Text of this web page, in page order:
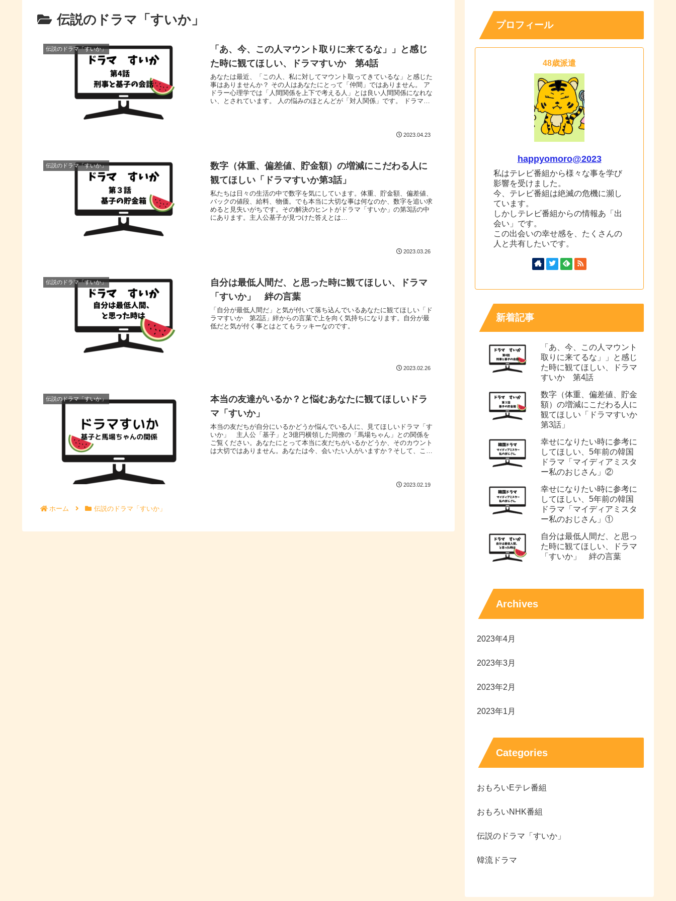
伝説のドラマ「すいか」
伝説のドラマ「すいか」
「あ、今、この人マウント取りに来てるな」」と感じ
た時に観てほしい、ドラマすいか 第4話
あなたは最近、「この人、私に対してマウント取ってきているな」と感じた
事はありませんか？ その人はあなたにとって「仲間」ではありません。 ア
ドラー心理学では「人間関係を上下で考える人」とは良い人間関係になれな
い、とされています。 人の悩みのほとんどが「対人関係」です。 ドラマす
2023.04.23
伝説のドラマ「すいか」
数字（体重、偏差値、貯金額）の増減にこだわる人に
観てほしい「ドラマすいか第3話」
私たちは日々の生活の中で数字を気にしています。体重、貯金額、偏差値、
バックの値段、給料、物価。でも本当に大切な事は何なのか、数字を追い求
めると見失いがちです。その解決のヒントがドラマ「すいか」の第3話の中
にあります。主人公基子が見つけた答えとは…
2023.03.26
伝説のドラマ「すいか」
自分は最低人間だ、と思った時に観てほしい、ドラマ
「すいか」 絆の言葉
「自分が最低人間だ」と気が付いて落ち込んでいるあなたに観てほしい「ド
ラマすいか 第2話」絆からの言葉で上を向く気持ちになります。自分が最
低だと気が付く事とはとてもラッキーなのです。
2023.02.26
伝説のドラマ「すいか」
本当の友達がいるか？と悩むあなたに観てほしいドラ
マ「すいか」
本当の友だちが自分にいるかどうか悩んでいる人に、見てほしいドラマ「す
いか」 主人公「基子」と3億円横領した同僚の「馬場ちゃん」との関係を
ご覧ください。あなたにとって本当に友だちがいるかどうか、そのカウント
は大切ではありません。あなたは今、会いたい人がいますか？そして、この
2023.02.19
ホーム 伝説のドラマ「すいか」
プロフィール
48歳派遣
happyomoro@2023
私はテレビ番組から様々な事を学び
影響を受けました。
今、テレビ番組は絶滅の危機に瀕し
ています。
しかしテレビ番組からの情報あ「出
会い」です。
この出会いの幸せ感を、たくさんの
人と共有したいです。
新着記事
「あ、今、この人マウント
取りに来てるな」」と感じ
た時に観てほしい、ドラマ
すいか 第4話
数字（体重、偏差値、貯金
額）の増減にこだわる人に
観てほしい「ドラマすいか
第3話」
幸せになりたい時に参考に
してほしい、5年前の韓国
ドラマ「マイディアミスタ
ー私のおじさん」②
幸せになりたい時に参考に
してほしい、5年前の韓国
ドラマ「マイディアミスタ
ー私のおじさん」①
自分は最低人間だ、と思っ
た時に観てほしい、ドラマ
「すいか」 絆の言葉
Archives
2023年4月
2023年3月
2023年2月
2023年1月
Categories
おもろいEテレ番組
おもろいNHK番組
伝説のドラマ「すいか」
韓流ドラマ